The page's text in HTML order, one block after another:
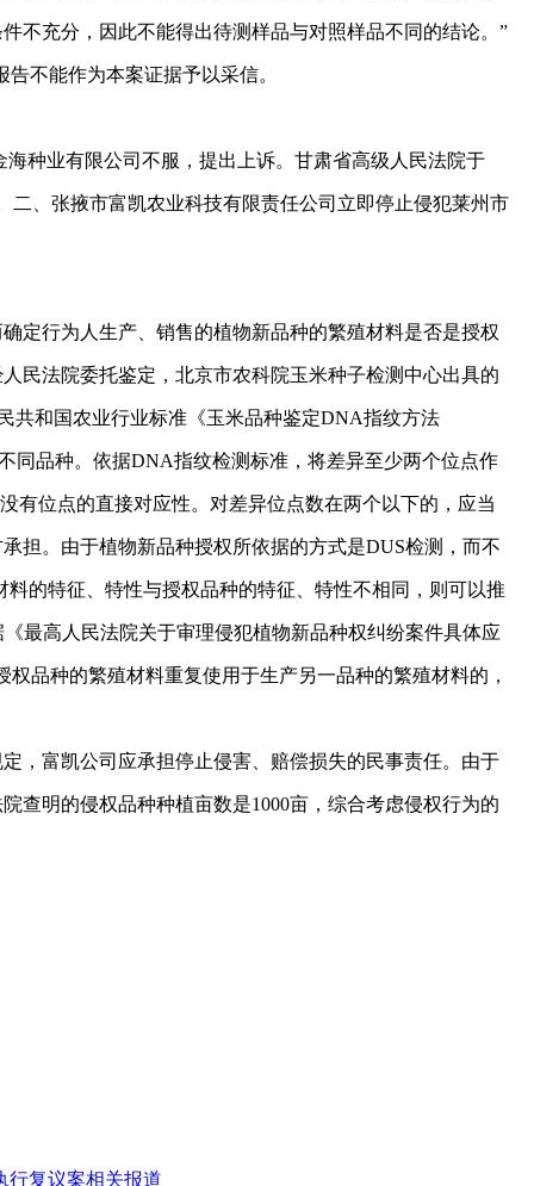
不充分，因此不能得出待测样品与对照样品不同的结论。”
不能作为本案证据予以采信。
种业有限公司不服，提出上诉。甘肃省高级人民法院于
二、张掖市富凯农业科技有限责任公司立即停止侵犯莱州市
行为人生产、销售的植物新品种的繁殖材料是否是授权
民法院委托鉴定，北京市农科院玉米种子检测中心出具的
共和国农业行业标准《玉米品种鉴定DNA指纹方法
同品种。依据DNA指纹检测标准，将差异至少两个位点作
有位点的直接对应性。对差异位点数在两个以下的，应当
担。由于植物新品种授权所依据的方式是DUS检测，而不
的特征、特性与授权品种的特征、特性不相同，则可以推
最高人民法院关于审理侵犯植物新品种权纠纷案件具体应
品种的繁殖材料重复使用于生产另一品种的繁殖材料的，
富凯公司应承担停止侵害、赔偿损失的民事责任。由于
查明的侵权品种种植亩数是1000亩，综合考虑侵权行为的